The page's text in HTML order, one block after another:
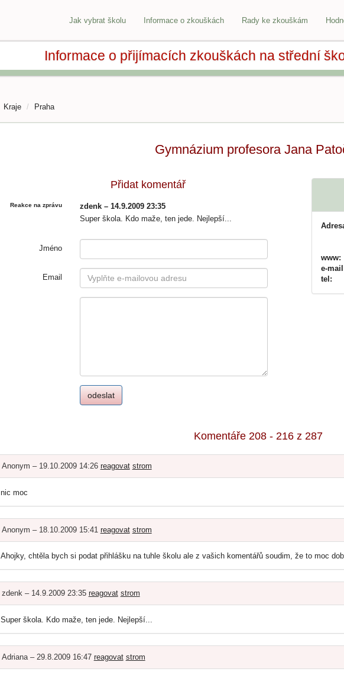
Jak vybrat školu Informace o zkouškách Rady ke zkouškám
Informace o přijímacích zkouškách na střední
Kraje Praha
Gymnázium profesora Jana
Přidat komentář
Reakce na zprávu
zdenk – 14.9.2009 23:35
Super škola. Kdo maže, ten jede. Nejlepší...
Jméno
Email
www:
e-
tel:
Komentáře 208 - 216 z 287
Anonym – 19.10.2009 14:26 reagovat strom
nic moc
Anonym – 18.10.2009 15:41 reagovat strom
Ahojky, chtěla bych si podat přihlášku na tuhle školu ale z vašich komentářů soudim, že to moc
zdenk – 14.9.2009 23:35 reagovat strom
Super škola. Kdo maže, ten jede. Nejlepší...
Adriana – 29.8.2009 16:47 reagovat strom